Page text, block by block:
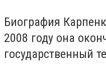
Биография
2008 году она
государственный